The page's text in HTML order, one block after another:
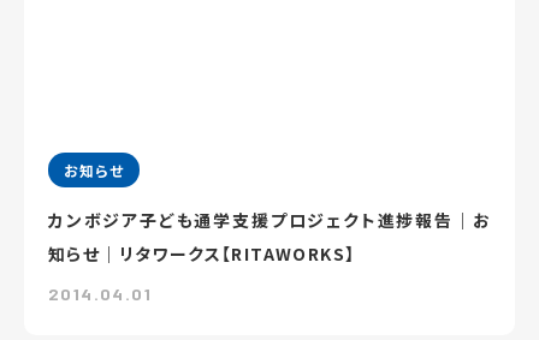
お知らせ
カンボジア子ども通学支援プロジェクト進捗報告｜お
知らせ｜リタワークス【RITAWORKS】
2014.04.01